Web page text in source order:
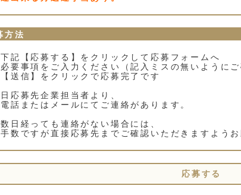
方法
記【応募する】をクリックして応募フォームへ
要事項をご入力ください（記入ミスの無いようにご
送信】をクリックで応募完了です
応募先企業担当者より、
話またはメールにてご連絡があります。
日経っても連絡がない場合には、
数ですが直接応募先までご確認いただきますようお
応募する